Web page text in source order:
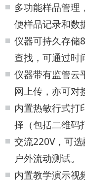
多功能样品管理
便样品记录和数
仪器可持久存储
查找，可通过时
仪器带有监管云
网上传，亦可对
内置热敏行式打
择（包括二维码
交流220V，可
户外流动测试。
内置教学演示视